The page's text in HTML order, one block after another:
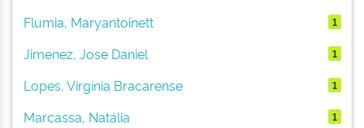
Flumia, Maryantoinett 1
Jimenez, Jose Daniel 1
Lopes, Virgínia Bracarense 1
Marcassa, Natália 1